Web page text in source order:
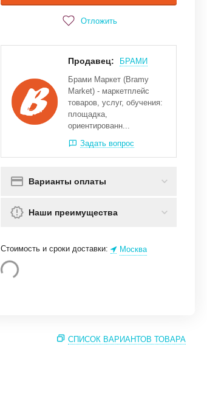
Отложить
Продавец:
БРАМИ
Брами Маркет (Bramy
Market) - маркетплейс
товаров, услуг, обучения:
площадка,
ориентированн...
Задать вопрос
Варианты оплаты
Наши преимущества
Стоимость и сроки доставки: Москва
СПИСОК ВАРИАНТОВ ТОВАРА